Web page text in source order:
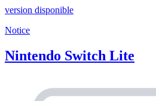
version disponible
Notice
Nintendo Switch Lite